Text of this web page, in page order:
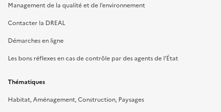
Management de la qualité et de l’environnement
Contacter la DREAL
Démarches en ligne
Les bons réflexes en cas de contrôle par des agents de l’État
Thématiques
Habitat, Aménagement, Construction, Paysages